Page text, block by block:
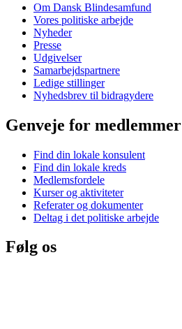
Om Dansk Blindesamfund
Vores politiske arbejde
Nyheder
Presse
Udgivelser
Samarbejdspartnere
Ledige stillinger
Nyhedsbrev til bidragydere
Genveje for medlemmer
Find din lokale konsulent
Find din lokale kreds
Medlemsfordele
Kurser og aktiviteter
Referater og dokumenter
Deltag i det politiske arbejde
Følg os